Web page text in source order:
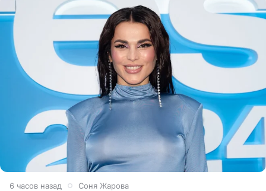
6 часов назад Соня Жарова